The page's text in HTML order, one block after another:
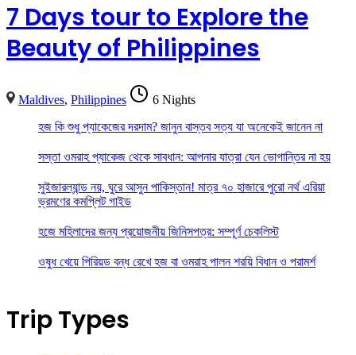
7 Days tour to Explore the
Beauty of Philippines
Maldives,Philippines
6 Nights
হজ কি শুধু প্যাকেজের দরদাম? জানুন বাস্তব সত্য যা অনেকেই জানেন না
সস্তা ওমরাহ প্যাকেজ থেকে সাবধান: আপনার যাত্রা যেন ভোগান্তির না হয়
সুইজারল্যান্ড নয়, ঘুরে আসুন পাকিস্তান! মাত্র ৭০ হাজারে পুরো নর্থ এরিয়া
ভ্রমণের কমপ্লিট গাইড
হজে মহিলাদের জন্য প্রয়োজনীয় জিনিসপত্র: সম্পূর্ণ চেকলিস্ট
ওষুধ খেয়ে পিরিয়ড বন্ধ রেখে হজ বা ওমরাহ পালন শরয়ি বিধান ও পরামর্শ
Trip Types